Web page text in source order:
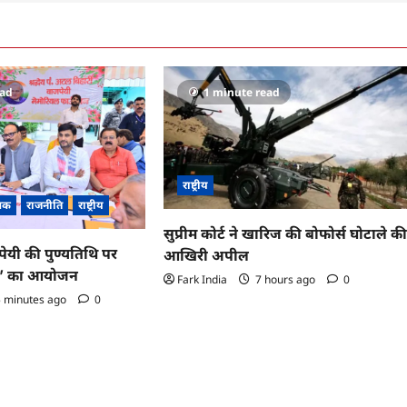
राजनीति राष्ट्रीय
की पुण्यतिथि पर
का आयोजन
minutes ago 0
1 minute read
राष्ट्रीय
सुप्रीम कोर्ट ने खारिज की बोफोर्स घोटाले की
आखिरी अपील
Fark India 7 hours ago 0